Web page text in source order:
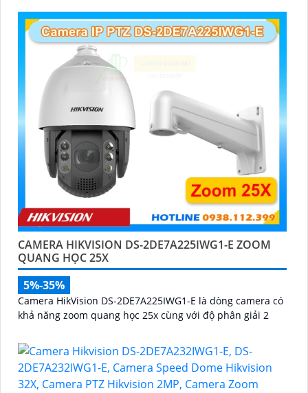
50m
CAMERA HIKVISION DS-2DE7A225IWG1-E ZOOM
QUANG HỌC 25X
5%-35%
Camera HikVision DS-2DE7A225IWG1-E là dòng camera có
khả năng zoom quang học 25x cùng với độ phân giải 2